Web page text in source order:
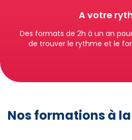
A votre
Des formats de 2h à un an
de trouver le rythme et le
Nos formations à